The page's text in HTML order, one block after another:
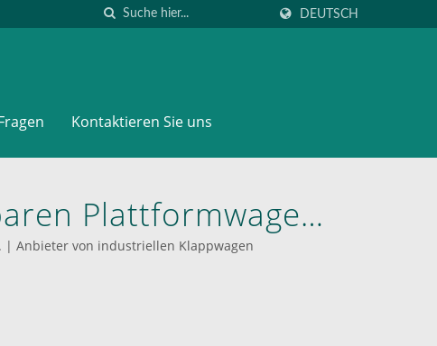
DEUTSCH
Kontaktieren Sie uns
Plattformwagen
Ihre Ultimative
& -wagen
| Anbieter von industriellen Klappwagen